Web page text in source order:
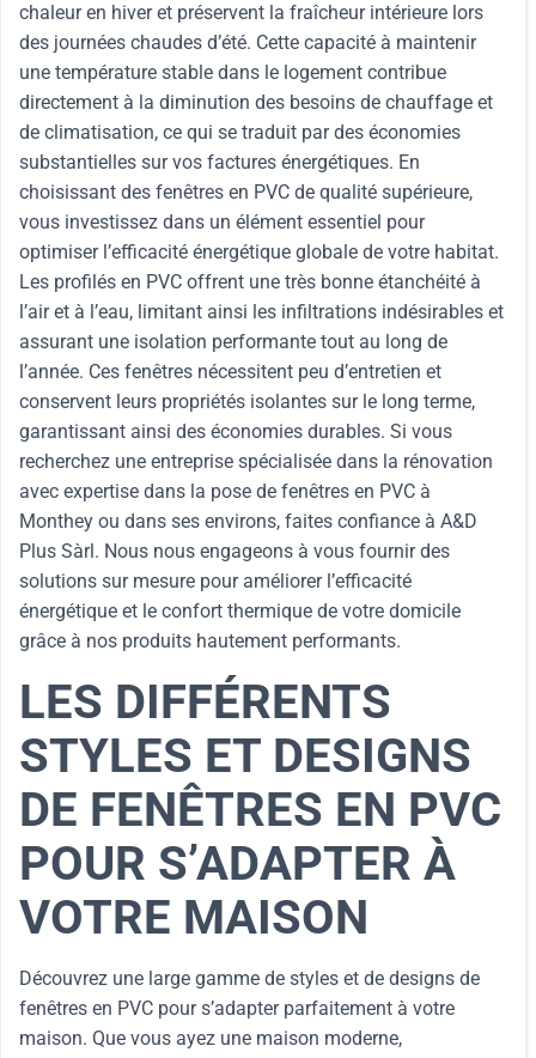
chaleur en hiver et préservent la fraîcheur intérieure lors
des journées chaudes d’été. Cette capacité à maintenir
une température stable dans le logement contribue
directement à la diminution des besoins de chauffage et
de climatisation, ce qui se traduit par des économies
substantielles sur vos factures énergétiques. En
choisissant des fenêtres en PVC de qualité supérieure,
vous investissez dans un élément essentiel pour
optimiser l’efficacité énergétique globale de votre habitat.
Les profilés en PVC offrent une très bonne étanchéité à
l’air et à l’eau, limitant ainsi les infiltrations indésirables et
assurant une isolation performante tout au long de
l’année. Ces fenêtres nécessitent peu d’entretien et
conservent leurs propriétés isolantes sur le long terme,
garantissant ainsi des économies durables. Si vous
recherchez une entreprise spécialisée dans la rénovation
avec expertise dans la pose de fenêtres en PVC à
Monthey ou dans ses environs, faites confiance à A&D
Plus Sàrl. Nous nous engageons à vous fournir des
solutions sur mesure pour améliorer l’efficacité
énergétique et le confort thermique de votre domicile
grâce à nos produits hautement performants.
LES DIFFÉRENTS
STYLES ET DESIGNS
DE FENÊTRES EN PVC
POUR S’ADAPTER À
VOTRE MAISON
Découvrez une large gamme de styles et de designs de
fenêtres en PVC pour s’adapter parfaitement à votre
maison. Que vous ayez une maison moderne,